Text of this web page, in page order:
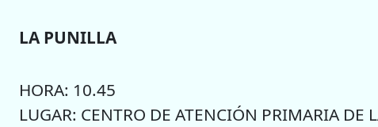
LA PUNILLA
HORA: 10.45
LUGAR: CENTRO DE ATENCIÓN PRIMARIA DE